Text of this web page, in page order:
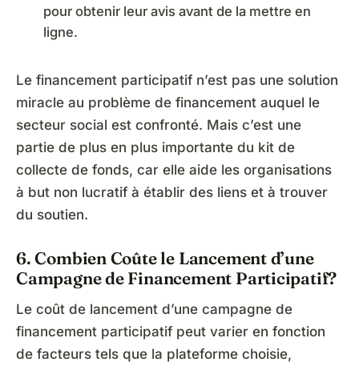
pour obtenir leur avis avant de la mettre en
ligne.
Le financement participatif n’est pas une solution
miracle au problème de financement auquel le
secteur social est confronté. Mais c’est une
partie de plus en plus importante du kit de
collecte de fonds, car elle aide les organisations
à but non lucratif à établir des liens et à trouver
du soutien.
6. Combien Coûte le Lancement d’une
Campagne de Financement Participatif?
Le coût de lancement d’une campagne de
financement participatif peut varier en fonction
de facteurs tels que la plateforme choisie,